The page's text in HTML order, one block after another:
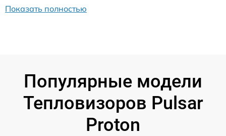
Показать полностью
Популярные модели
Тепловизоров Pulsar
Proton